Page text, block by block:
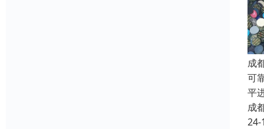
成
可
平
成
24-